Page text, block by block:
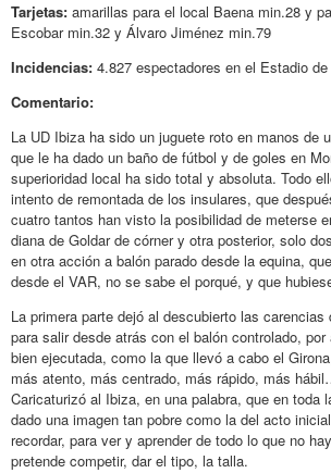
Tarjetas: amarillas para el local Baena min.28 y
Escobar min.32 y Álvaro Jiménez min.79
Incidencias: 4.827 espectadores en el Estadio
Comentario:
La UD Ibiza ha sido un juguete roto en manos de
que le ha dado un baño de fútbol y de goles en
superioridad local ha sido total y absoluta. Todo
intento de remontada de los insulares, que
cuatro tantos han visto la posibilidad de meterse
diana de Goldar de córner y otra posterior, solo
en otra acción a balón parado desde la equina,
desde el VAR, no se sabe el porqué, y que
La primera parte dejó al descubierto las
para salir desde atrás con el balón controlado,
bien ejecutada, como la que llevó a cabo el
más atento, más centrado, más rápido, más
Caricaturizó al Ibiza, en una palabra, que en toda
dado una imagen tan pobre como la del acto
recordar, para ver y aprender de todo lo que no
pretende competir, dar el tipo, la talla.